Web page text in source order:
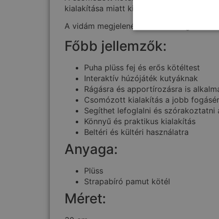
kialakítása miatt kisebb és közepes
A vidám megjelenés és a különleges
Főbb jellemzők:
Puha plüss fej és erős kötéltest
Interaktív húzójáték kutyáknak
Rágásra és apportírozásra is
Csomózott kialakítás a jobb
Segíthet lefoglalni és szórakoztatni
Könnyű és praktikus kialakítás
Beltéri és kültéri használatra
Anyaga:
Plüss
Strapabíró pamut kötél
Méret: